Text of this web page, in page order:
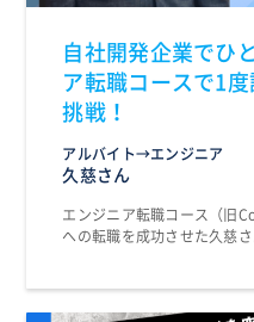
自社開発企業でひ
ア転職コースで1
挑戦！
アルバイト→エンジニア
久慈さん
エンジニア転職コース（旧
への転職を成功させた久慈